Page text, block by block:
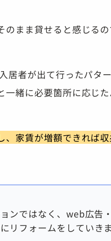
のまま貸せると感じる
居者が出て行ったパタ
一緒に必要箇所に応じ
、家賃が増額できれば
ンではなく、web広告
リフォームをしていき